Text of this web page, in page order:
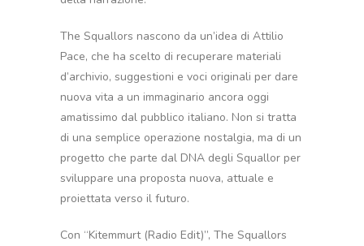
The Squallors nascono da un’idea di Attilio
Pace, che ha scelto di recuperare materiali
d’archivio, suggestioni e voci originali per dare
nuova vita a un immaginario ancora oggi
amatissimo dal pubblico italiano. Non si tratta
di una semplice operazione nostalgia, ma di un
progetto che parte dal DNA degli Squallor per
sviluppare una proposta nuova, attuale e
proiettata verso il futuro.
Con “Kitemmurt (Radio Edit)”, The Squallors